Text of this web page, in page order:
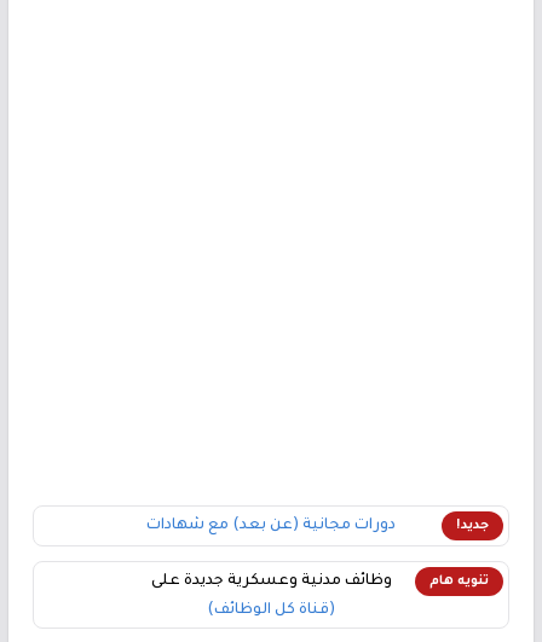
جديد! دورات مجانية (عن بعد) مع شهادات
تنويه هام
وظائف مدنية وعسكرية جديدة على
(قناة كل الوظائف)